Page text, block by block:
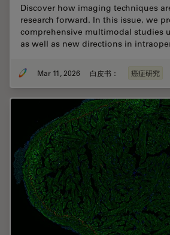
Discover how imaging techniques
research forward. In this issue, we
comprehensive multimodal studies
as well as new directions in
Mar 11, 2026 白皮书： 癌症研究